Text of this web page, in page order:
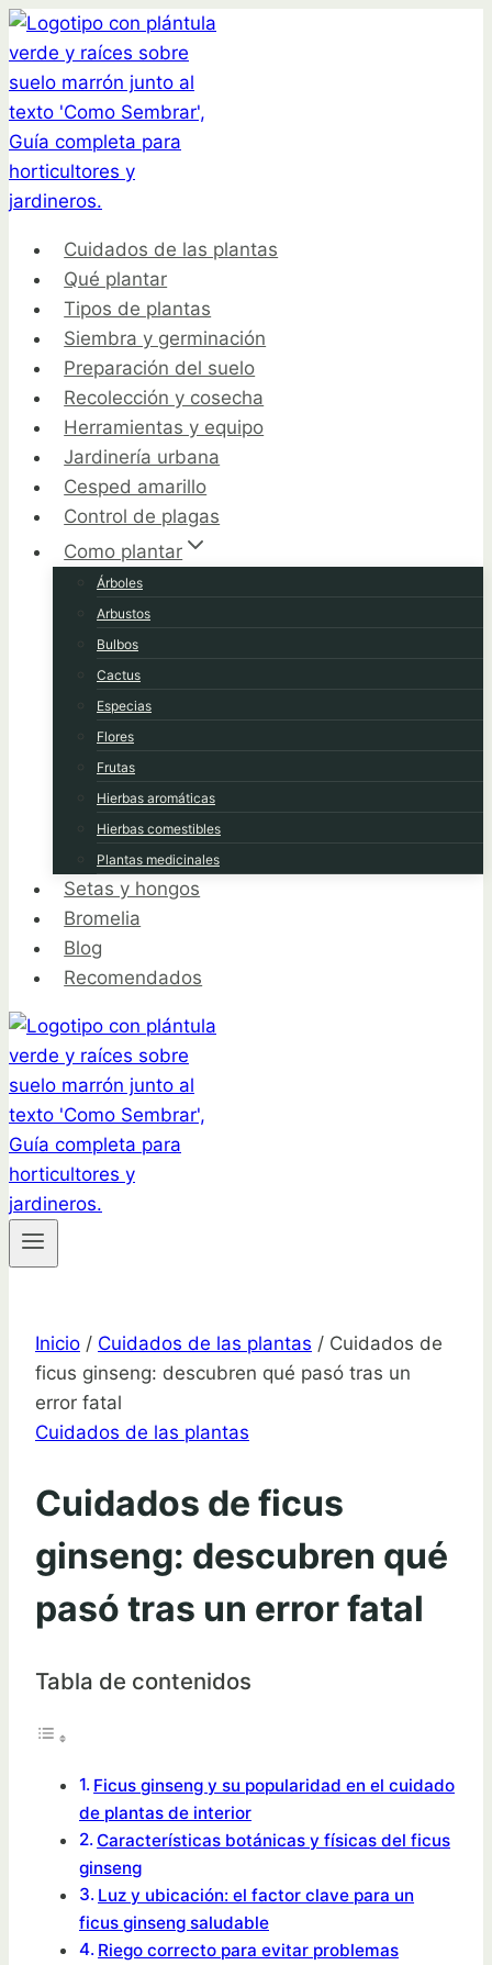
Saltar
al
contenido
Cuidados de las plantas
Qué plantar
Tipos de plantas
Siembra y germinación
Preparación del suelo
Recolección y cosecha
Herramientas y equipo
Jardinería urbana
Cesped amarillo
Control de plagas
Como plantar
Árboles
Arbustos
Bulbos
Cactus
Especias
Flores
Frutas
Hierbas aromáticas
Hierbas comestibles
Plantas medicinales
Setas y hongos
Bromelia
Blog
Recomendados
Inicio / Cuidados de las plantas / Cuidados de
ficus ginseng: descubren qué pasó tras un
error fatal
Cuidados de las plantas
Cuidados de ficus
ginseng: descubren qué
pasó tras un error fatal
Tabla de contenidos
Ficus ginseng y su popularidad en el cuidado
de plantas de interior
Características botánicas y físicas del ficus
ginseng
Luz y ubicación: el factor clave para un
ficus ginseng saludable
Riego correcto para evitar problemas